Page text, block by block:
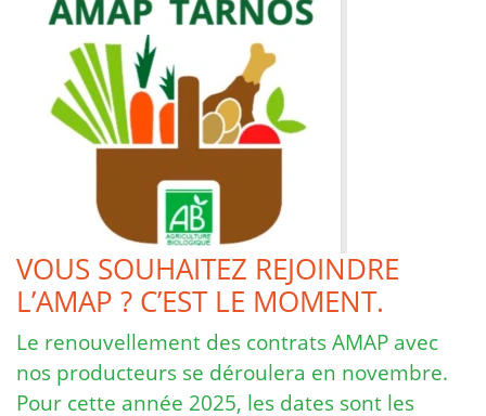
VOUS SOUHAITEZ REJOINDRE
L’AMAP ? C’EST LE MOMENT.
Le renouvellement des contrats AMAP avec
nos producteurs se déroulera en novembre.
Pour cette année 2025, les dates sont les